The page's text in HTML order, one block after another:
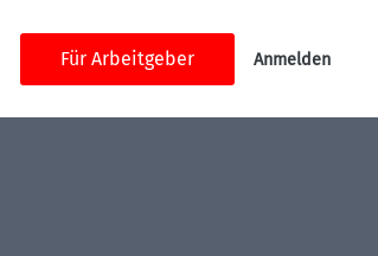
Für Arbeitgeber Anmelden